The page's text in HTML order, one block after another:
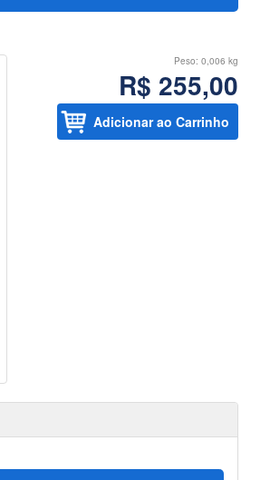
Peso: 0,006 kg
R$ 255,00
Adicionar ao Carrinho